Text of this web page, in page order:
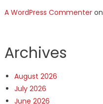
A WordPress Commenteron
Archives
August 2026
July 2026
June 2026